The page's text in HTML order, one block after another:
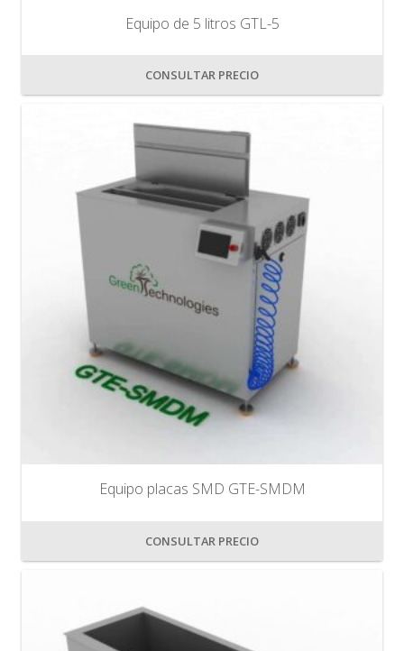
Equipo de 5 litros GTL-5
CONSULTAR PRECIO
Equipo placas SMD GTE-SMDM
CONSULTAR PRECIO